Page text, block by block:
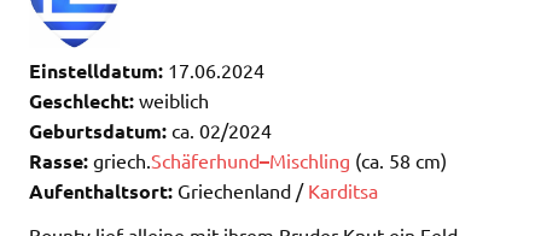
Einstelldatum: 17.06.2024
Geschlecht: weiblich
Geburtsdatum: ca. 02/2024
Rasse: griech. Schäferhund–Mischling (ca. 58 cm)
Aufenthaltsort: Griechenland / Karditsa